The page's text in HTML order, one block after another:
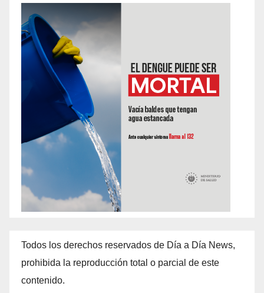
Todos los derechos reservados de Día a Día News,
prohibida la reproducción total o parcial de este
contenido.